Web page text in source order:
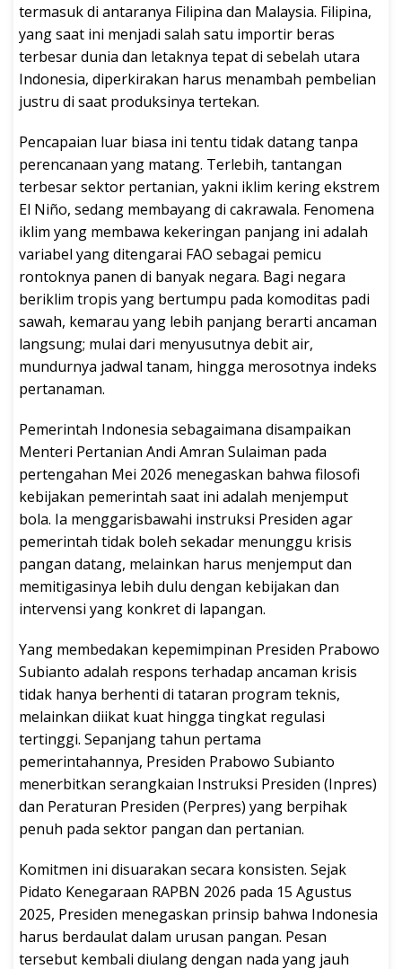
termasuk di antaranya Filipina dan Malaysia. Filipina,
yang saat ini menjadi salah satu importir beras
terbesar dunia dan letaknya tepat di sebelah utara
Indonesia, diperkirakan harus menambah pembelian
justru di saat produksinya tertekan.
Pencapaian luar biasa ini tentu tidak datang tanpa
perencanaan yang matang. Terlebih, tantangan
terbesar sektor pertanian, yakni iklim kering ekstrem
El Niño, sedang membayang di cakrawala. Fenomena
iklim yang membawa kekeringan panjang ini adalah
variabel yang ditengarai FAO sebagai pemicu
rontoknya panen di banyak negara. Bagi negara
beriklim tropis yang bertumpu pada komoditas padi
sawah, kemarau yang lebih panjang berarti ancaman
langsung; mulai dari menyusutnya debit air,
mundurnya jadwal tanam, hingga merosotnya indeks
pertanaman.
Pemerintah Indonesia sebagaimana disampaikan
Menteri Pertanian Andi Amran Sulaiman pada
pertengahan Mei 2026 menegaskan bahwa filosofi
kebijakan pemerintah saat ini adalah menjemput
bola. Ia menggarisbawahi instruksi Presiden agar
pemerintah tidak boleh sekadar menunggu krisis
pangan datang, melainkan harus menjemput dan
memitigasinya lebih dulu dengan kebijakan dan
intervensi yang konkret di lapangan.
Yang membedakan kepemimpinan Presiden Prabowo
Subianto adalah respons terhadap ancaman krisis
tidak hanya berhenti di tataran program teknis,
melainkan diikat kuat hingga tingkat regulasi
tertinggi. Sepanjang tahun pertama
pemerintahannya, Presiden Prabowo Subianto
menerbitkan serangkaian Instruksi Presiden (Inpres)
dan Peraturan Presiden (Perpres) yang berpihak
penuh pada sektor pangan dan pertanian.
Komitmen ini disuarakan secara konsisten. Sejak
Pidato Kenegaraan RAPBN 2026 pada 15 Agustus
2025, Presiden menegaskan prinsip bahwa Indonesia
harus berdaulat dalam urusan pangan. Pesan
tersebut kembali diulang dengan nada yang jauh